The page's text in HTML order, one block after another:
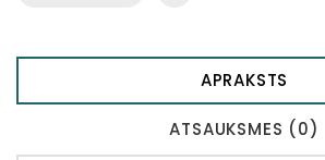
APRAKSTS
ATSAUKSMES (0)